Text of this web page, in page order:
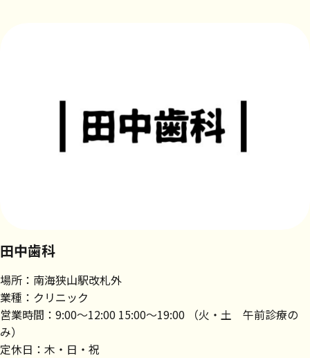
田中歯科
場所：南海狭山駅改札外
業種：クリニック
営業時間：9:00～12:00 15:00～19:00 （火・土 午前診療の
み）
定休日：木・日・祝